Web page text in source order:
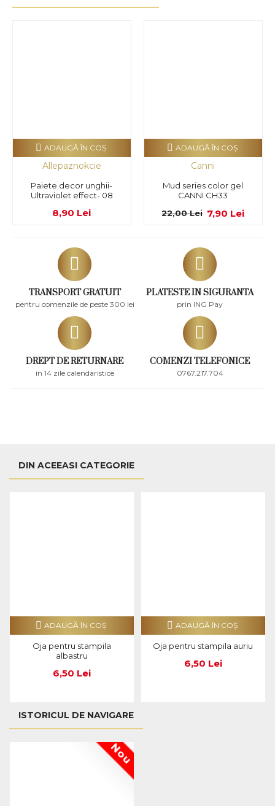
TRANSPORT GRATUIT
pentru comenzile de peste 300 lei
PLATESTE IN SIGURANTA
prin ING Pay
DREPT DE RETURNARE
in 14 zile calendaristice
COMENZI TELEFONICE
0767.217.704
Allepaznokcie
Paiete decor unghii-
Ultraviolet effect- 08
8,90 Lei
ADAUGĂ ÎN COŞ
Canni
Mud series color gel
CANNI CH33
7,90 Lei
22,00 Lei
ADAUGĂ ÎN COŞ
DIN ACEEASI CATEGORIE
Oja pentru stampila
albastru
6,50 Lei
ADAUGĂ ÎN COŞ
Oja pentru stampila auriu
6,50 Lei
ADAUGĂ ÎN COŞ
ISTORICUL DE NAVIGARE
Nou